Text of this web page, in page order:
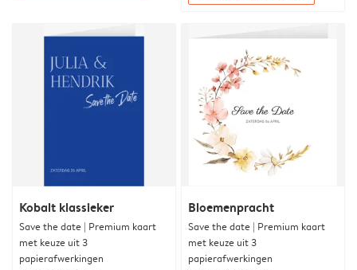
Kobalt klassieker
Save the date | Premium kaart
met keuze uit 3
papierafwerkingen
Bloemenpracht
Save the date | Premium kaart
met keuze uit 3
papierafwerkingen